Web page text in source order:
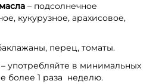
– подсолнечное
кукурузное, арахисовое,
перец, томаты.
– употребляйте в минимальных
более 1 раза неделю.